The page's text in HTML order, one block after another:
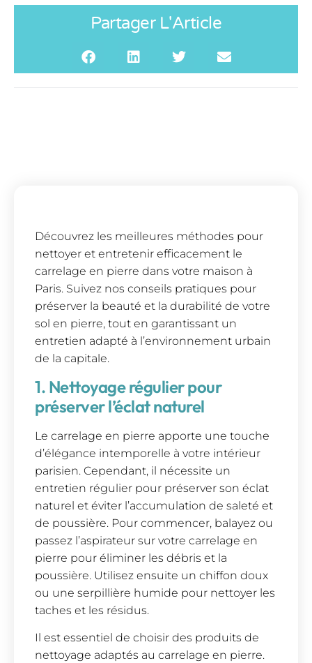
Partager L'Article
Découvrez les meilleures méthodes pour
nettoyer et entretenir efficacement le
carrelage en pierre dans votre maison à
Paris. Suivez nos conseils pratiques pour
préserver la beauté et la durabilité de votre
sol en pierre, tout en garantissant un
entretien adapté à l’environnement urbain
de la capitale.
1. Nettoyage régulier pour
préserver l’éclat naturel
Le carrelage en pierre apporte une touche
d’élégance intemporelle à votre intérieur
parisien. Cependant, il nécessite un
entretien régulier pour préserver son éclat
naturel et éviter l’accumulation de saleté et
de poussière. Pour commencer, balayez ou
passez l’aspirateur sur votre carrelage en
pierre pour éliminer les débris et la
poussière. Utilisez ensuite un chiffon doux
ou une serpillière humide pour nettoyer les
taches et les résidus.
Il est essentiel de choisir des produits de
nettoyage adaptés au carrelage en pierre.